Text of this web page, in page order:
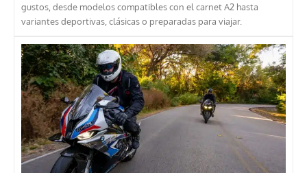
gustos, desde modelos compatibles con el carnet A2 hasta
variantes deportivas, clásicas o preparadas para viajar.